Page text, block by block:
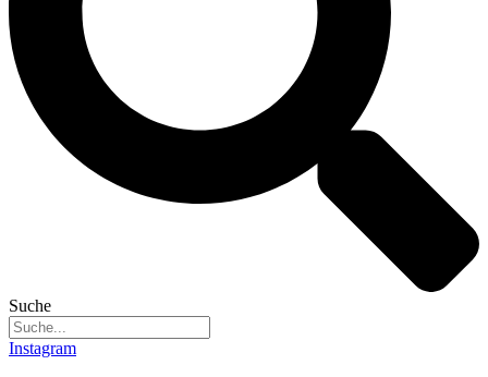
Suche
Instagram